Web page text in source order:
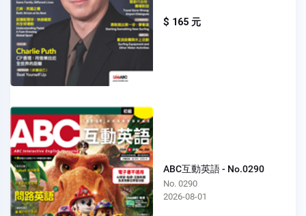
$ 165 元
ABC互動英語 - No.0290
No. 0290
2026-08-01